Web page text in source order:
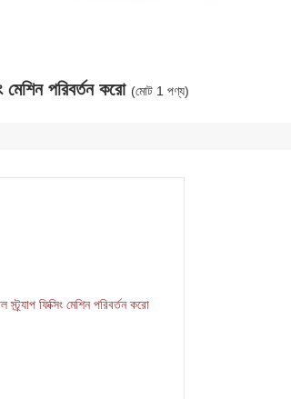
মেশিন পরিবর্তন করো (মোট 1 পণ্য)